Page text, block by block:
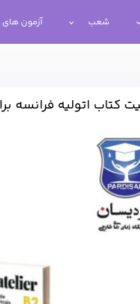
شعب آزمون های
کتاب اتولیه فرانسه